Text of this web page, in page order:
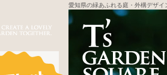
愛知県の緑あふれる庭・外構デザ